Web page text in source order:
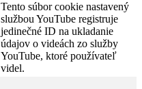
Tento súbor cookie nastavený
službou YouTube registruje
jedinečné ID na ukladanie
údajov o videách zo služby
YouTube, ktoré používateľ
videl.